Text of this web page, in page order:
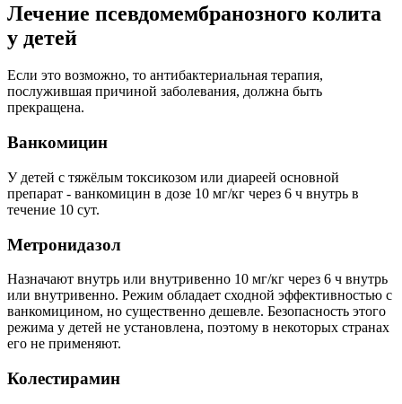
Лечение псевдомембранозного колита
у детей
Если это возможно, то антибактериальная терапия,
послужившая причиной заболевания, должна быть
прекращена.
Ванкомицин
У детей с тяжёлым токсикозом или диареей основной
препарат - ванкомицин в дозе 10 мг/кг через 6 ч внутрь в
течение 10 сут.
Метронидазол
Назначают внутрь или внутривенно 10 мг/кг через 6 ч внутрь
или внутривенно. Режим обладает сходной эффективностью с
ванкомицином, но существенно дешевле. Безопасность этого
режима у детей не установлена, поэтому в некоторых странах
его не применяют.
Колестирамин